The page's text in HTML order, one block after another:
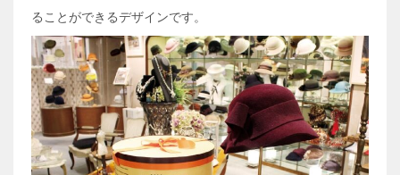
ることができるデザインです。